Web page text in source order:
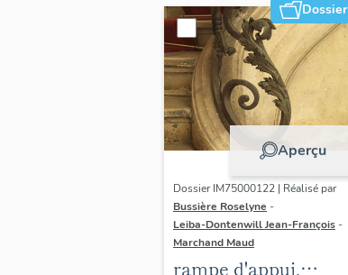
Dossier
Aperçu
Dossier IM75000122 | Réalisé par
Bussière Roselyne -
Leiba-Dontenwill Jean-François -
Marchand Maud
rampe d'appui,